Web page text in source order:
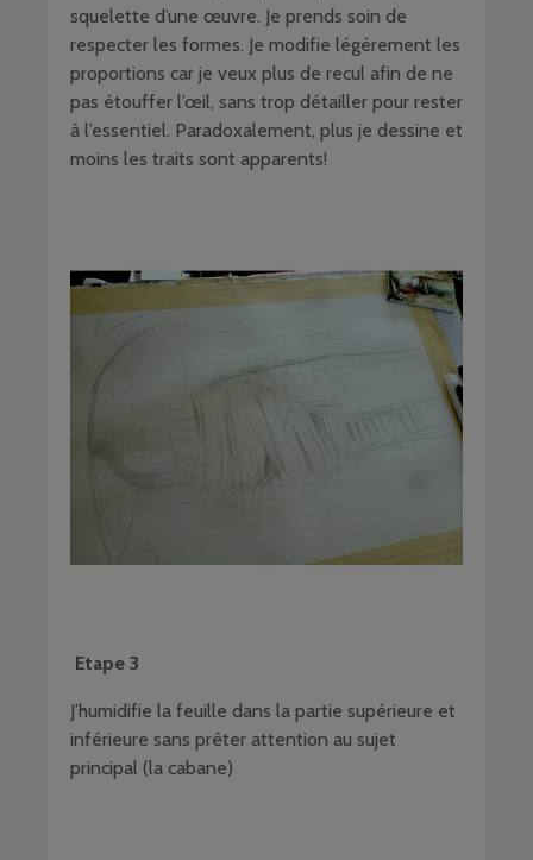
squelette d’une œuvre. Je prends soin de
respecter les formes. Je modifie légèrement les
proportions car je veux plus de recul afin de ne
pas étouffer l’œil, sans trop détailler pour rester
à l’essentiel. Paradoxalement, plus je dessine et
moins les traits sont apparents!
Etape 3
J’humidifie la feuille dans la partie supérieure et
inférieure sans prêter attention au sujet
principal (la cabane)